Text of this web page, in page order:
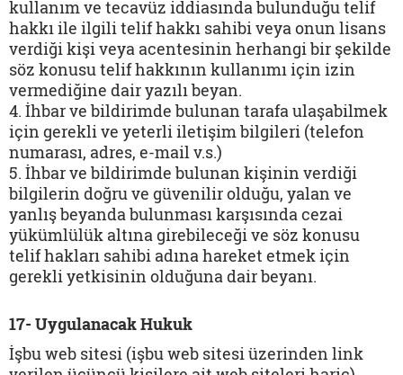
kullanım ve tecavüz iddiasında bulunduğu telif
hakkı ile ilgili telif hakkı sahibi veya onun lisans
verdiği kişi veya acentesinin herhangi bir şekilde
söz konusu telif hakkının kullanımı için izin
vermediğine dair yazılı beyan.
4. İhbar ve bildirimde bulunan tarafa ulaşabilmek
için gerekli ve yeterli iletişim bilgileri (telefon
numarası, adres, e-mail v.s.)
5. İhbar ve bildirimde bulunan kişinin verdiği
bilgilerin doğru ve güvenilir olduğu, yalan ve
yanlış beyanda bulunması karşısında cezai
yükümlülük altına girebileceği ve söz konusu
telif hakları sahibi adına hareket etmek için
gerekli yetkisinin olduğuna dair beyanı.
17- Uygulanacak Hukuk
İşbu web sitesi (işbu web sitesi üzerinden link